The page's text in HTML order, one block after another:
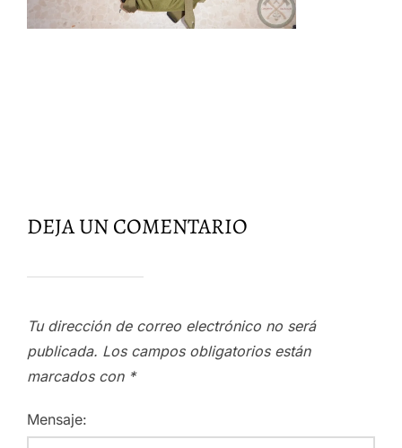
DEJA UN COMENTARIO
Tu dirección de correo electrónico no será
publicada. Los campos obligatorios están
marcados con *
Mensaje: